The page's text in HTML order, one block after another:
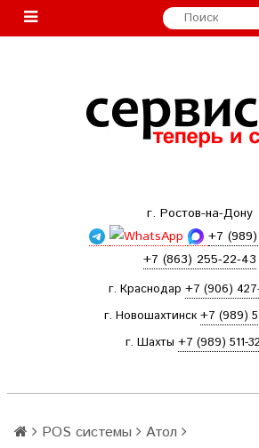
г. Ростов-на-Дону
+7 (989)
+7 (863) 255-22-43
г. Краснодар +7 (906)
г. Новошахтинск +7 (989)
г. Шахты +7 (989) 511-
POS системы Атол